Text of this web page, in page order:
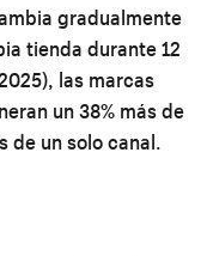
gradualmente
tienda durante 12
las marcas
un 38% más de
de un solo canal.